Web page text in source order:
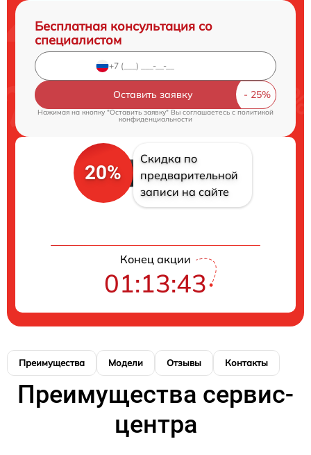
Бесплатная консультация со
специалистом
Оставить заявку
Нажимая на кнопку "Оставить заявку" Вы соглашаетесь cполитикой
конфиденциальности
20%
Скидка по
предварительной
записи на сайте
Конец акции
01:13:43
Преимущества Модели Отзывы Контакты
Преимущества сервис-
центра